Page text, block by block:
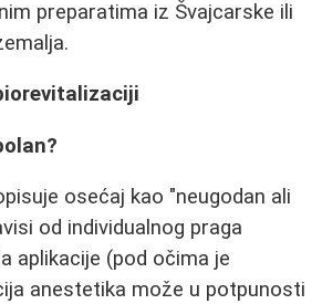
preparatima iz Švajcarske ili
osećaj kao "neugodan ali
od individualnog praga
aplikacije (pod očima je
anestetika može u potpunosti